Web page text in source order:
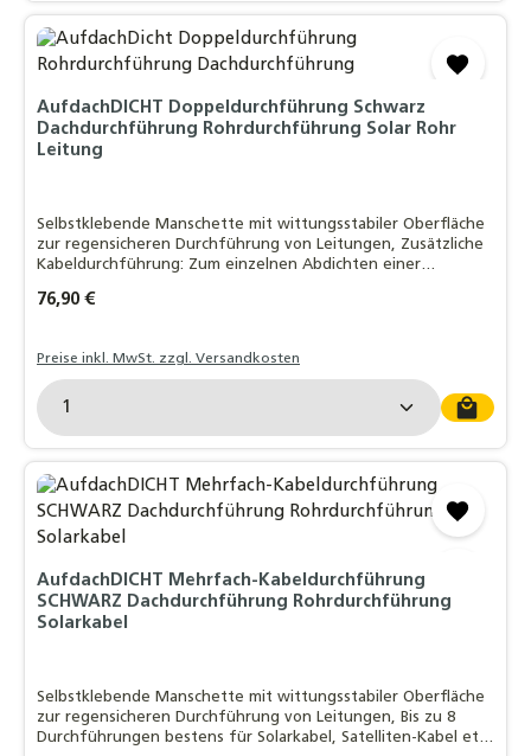
AufdachDICHT Doppeldurchführung Schwarz
Dachdurchführung Rohrdurchführung Solar Rohr
Leitung
Selbstklebende Manschette mit wittungsstabiler Oberfläche
zur regensicheren Durchführung von Leitungen, Zusätzliche
Kabeldurchführung: Zum einzelnen Abdichten einer
Witterungsstabil - bleifrei - dauerh
Regulärer Preis:
76,90 €
Preise inkl. MwSt. zzgl. Versandkosten
Produkt Anzahl: Gib den gewünschten Wert
AufdachDICHT Mehrfach-Kabeldurchführung
SCHWARZ Dachdurchführung Rohrdurchführung
Solarkabel
Selbstklebende Manschette mit wittungsstabiler Oberfläche
zur regensicheren Durchführung von Leitungen, Bis zu 8
Durchführungen bestens für Solarkabel, Satelliten-Kabel etc.